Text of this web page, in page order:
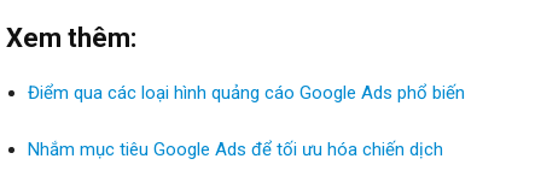
Xem thêm:
Điểm qua các loại hình quảng cáo Google Ads phổ biến
Nhắm mục tiêu Google Ads để tối ưu hóa chiến dịch